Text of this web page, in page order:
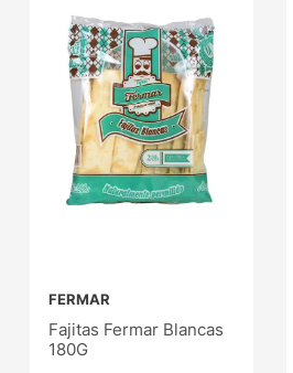
FERMAR
Fajitas Fermar Blancas
180G